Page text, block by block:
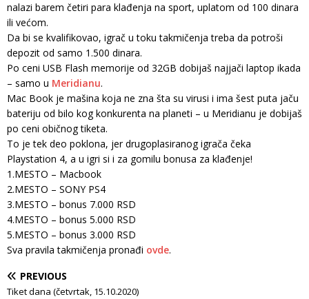
nalazi barem četiri para klađenja na sport, uplatom od 100 dinara
ili većom.
Da bi se kvalifikovao, igrač u toku takmičenja treba da potroši
depozit od samo 1.500 dinara.
Po ceni USB Flash memorije od 32GB dobijaš najjači laptop ikada
– samo u Meridianu.
Mac Book je mašina koja ne zna šta su virusi i ima šest puta jaču
bateriju od bilo kog konkurenta na planeti – u Meridianu je dobijaš
po ceni običnog tiketa.
To je tek deo poklona, jer drugoplasiranog igrača čeka
Playstation 4, a u igri si i za gomilu bonusa za klađenje!
1.MESTO – Macbook
2.MESTO – SONY PS4
3.MESTO – bonus 7.000 RSD
4.MESTO – bonus 5.000 RSD
5.MESTO – bonus 3.000 RSD
Sva pravila takmičenja pronađi ovde.
PREVIOUS
Tiket dana (četvrtak, 15.10.2020)